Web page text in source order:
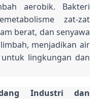
aerobik. Bakteri
zat-zat
berat, dan senyawa
menjadikan air
lingkungan dan
Industri dan